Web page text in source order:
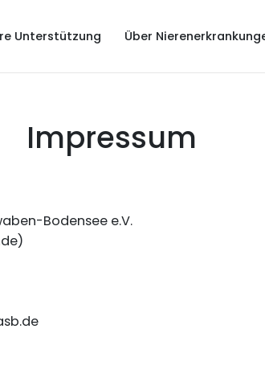
Unterstützung Über
Impressum
Bodensee e.V.